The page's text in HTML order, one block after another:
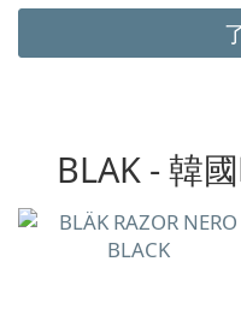
BLAK - 韓